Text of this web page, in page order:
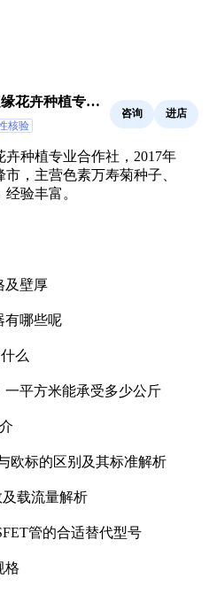
花卉种植专业
核验
咨询 进店
种植专业合作社，2017年
，主营色素万寿菊种子、
验丰富。
及壁厚
有哪些呢
么
一平方米能承受多少公斤
欧标的区别及其标准解析
及载流量解析
管的合适替代型号
格